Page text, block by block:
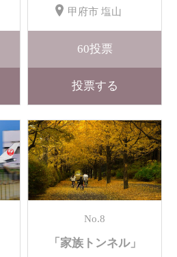
甲府市 塩山
60投票
投票する
No.8
「家族トンネル」